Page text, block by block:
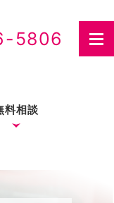
5806
料相談